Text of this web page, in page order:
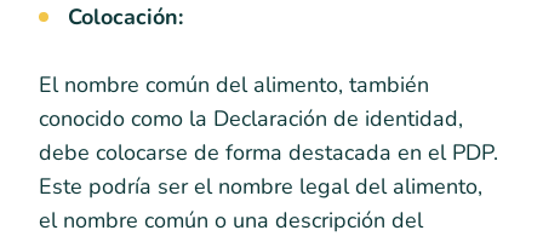
Colocación:
El nombre común del alimento, también
conocido como la Declaración de identidad,
debe colocarse de forma destacada en el PDP.
Este podría ser el nombre legal del alimento,
el nombre común o una descripción del